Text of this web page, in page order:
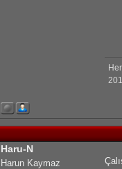
Haru-N
Harun Kaymaz